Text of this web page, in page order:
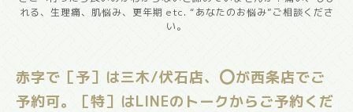
れる、生理痛、肌悩み、更年期 etc. “あなたのお悩み”ご相談くださ
い。
赤字で［予］は三木/伏石店、⭕️が西条店でご
予約可。［特］はLINEのトークからご予約くだ